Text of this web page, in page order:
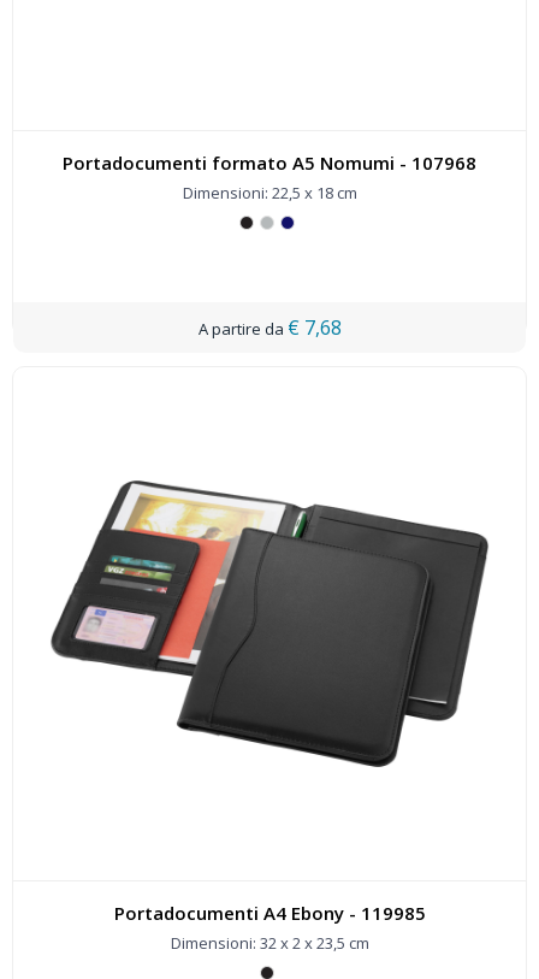
Portadocumenti formato A5 Nomumi - 107968
Dimensioni: 22,5 x 18 cm
€ 7,68
Portadocumenti A4 Ebony - 119985
Dimensioni: 32 x 2 x 23,5 cm